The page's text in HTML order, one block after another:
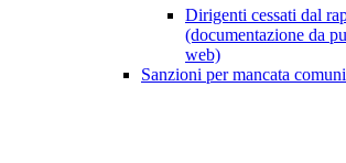
Dirigenti cessati dal
(documentazione da
web)
Sanzioni per mancata